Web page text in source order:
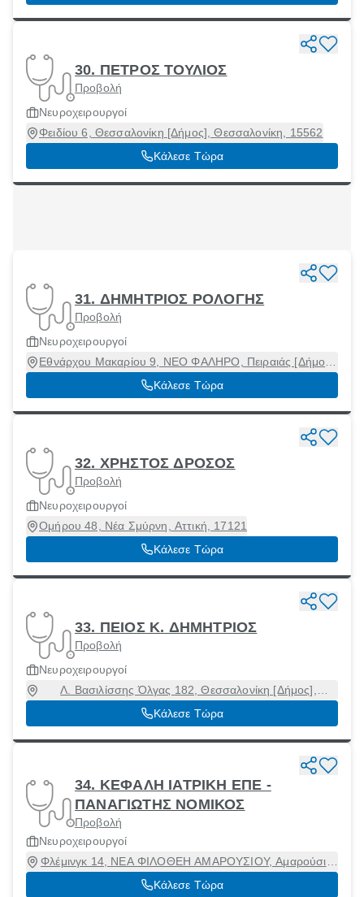
30. ΠΕΤΡΟΣ ΤΟΥΛΙΟΣ
Προβολή
Νευροχειρουργοί
Φειδίου 6, Θεσσαλονίκη [Δήμος], Θεσσαλονίκη, 15562
Κάλεσε Τώρα
31. ΔΗΜΗΤΡΙΟΣ ΡΟΛΟΓΗΣ
Προβολή
Νευροχειρουργοί
Εθνάρχου Μακαρίου 9, ΝΕΟ ΦΑΛΗΡΟ, Πειραιάς [Δήμος],
Αττική, 18547
Κάλεσε Τώρα
32. ΧΡΗΣΤΟΣ ΔΡΟΣΟΣ
Προβολή
Νευροχειρουργοί
Ομήρου 48, Νέα Σμύρνη, Αττική, 17121
Κάλεσε Τώρα
33. ΠΕΙΟΣ Κ. ΔΗΜΗΤΡΙΟΣ
Προβολή
Νευροχειρουργοί
Λ. Βασιλίσσης Όλγας 182, Θεσσαλονίκη [Δήμος],
Θεσσαλονίκη, 54646
Κάλεσε Τώρα
34. ΚΕΦΑΛΗ ΙΑΤΡΙΚΗ ΕΠΕ -
ΠΑΝΑΓΙΩΤΗΣ ΝΟΜΙΚΟΣ
Προβολή
Νευροχειρουργοί
Φλέμινγκ 14, ΝΕΑ ΦΙΛΟΘΕΗ ΑΜΑΡΟΥΣΙΟΥ, Αμαρούσιο,
Αττική, 15123
Κάλεσε Τώρα